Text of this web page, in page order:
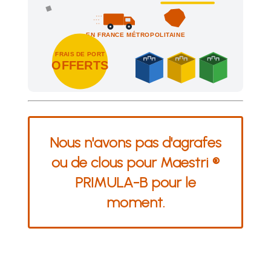
EN FRANCE MÉTROPOLITAINE
FRAIS DE PORT
OFFERTS
Achetez 4 sachets ou boîtes d'agrafes ou de pointes et
Nous n'avons pas d'agrafes
ou de clous pour Maestri ®
PRIMULA-B pour le
moment.